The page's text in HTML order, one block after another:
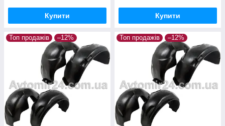
Купити Купити
Топ продажів –12% Топ продажів –12%